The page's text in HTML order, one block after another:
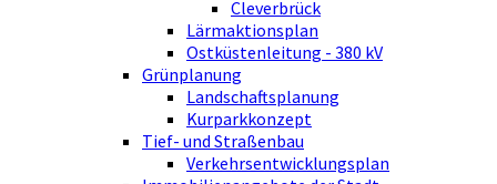
Cleverbrück
Lärmaktionsplan
Ostküstenleitung - 380 kV
Grünplanung
Landschaftsplanung
Kurparkkonzept
Tief- und Straßenbau
Verkehrsentwicklungsplan